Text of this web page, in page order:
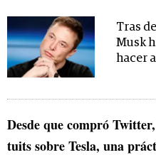
Tras
Musk
hacer
Desde que compró
tuits sobre Tesla, una